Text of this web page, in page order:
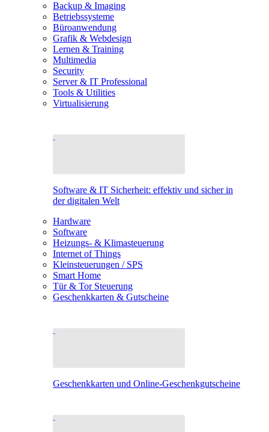
Backup & Imaging
Betriebssysteme
Büroanwendung
Grafik & Webdesign
Lernen & Training
Multimedia
Security
Server & IT Professional
Tools & Utilities
Virtualisierung
Software & IT Sicherheit: effektiv und sicher in
der digitalen Welt
Hardware
Software
Heizungs- & Klimasteuerung
Internet of Things
Kleinsteuerungen / SPS
Smart Home
Tür & Tor Steuerung
Geschenkkarten & Gutscheine
Geschenkkarten und Online-Geschenkgutscheine